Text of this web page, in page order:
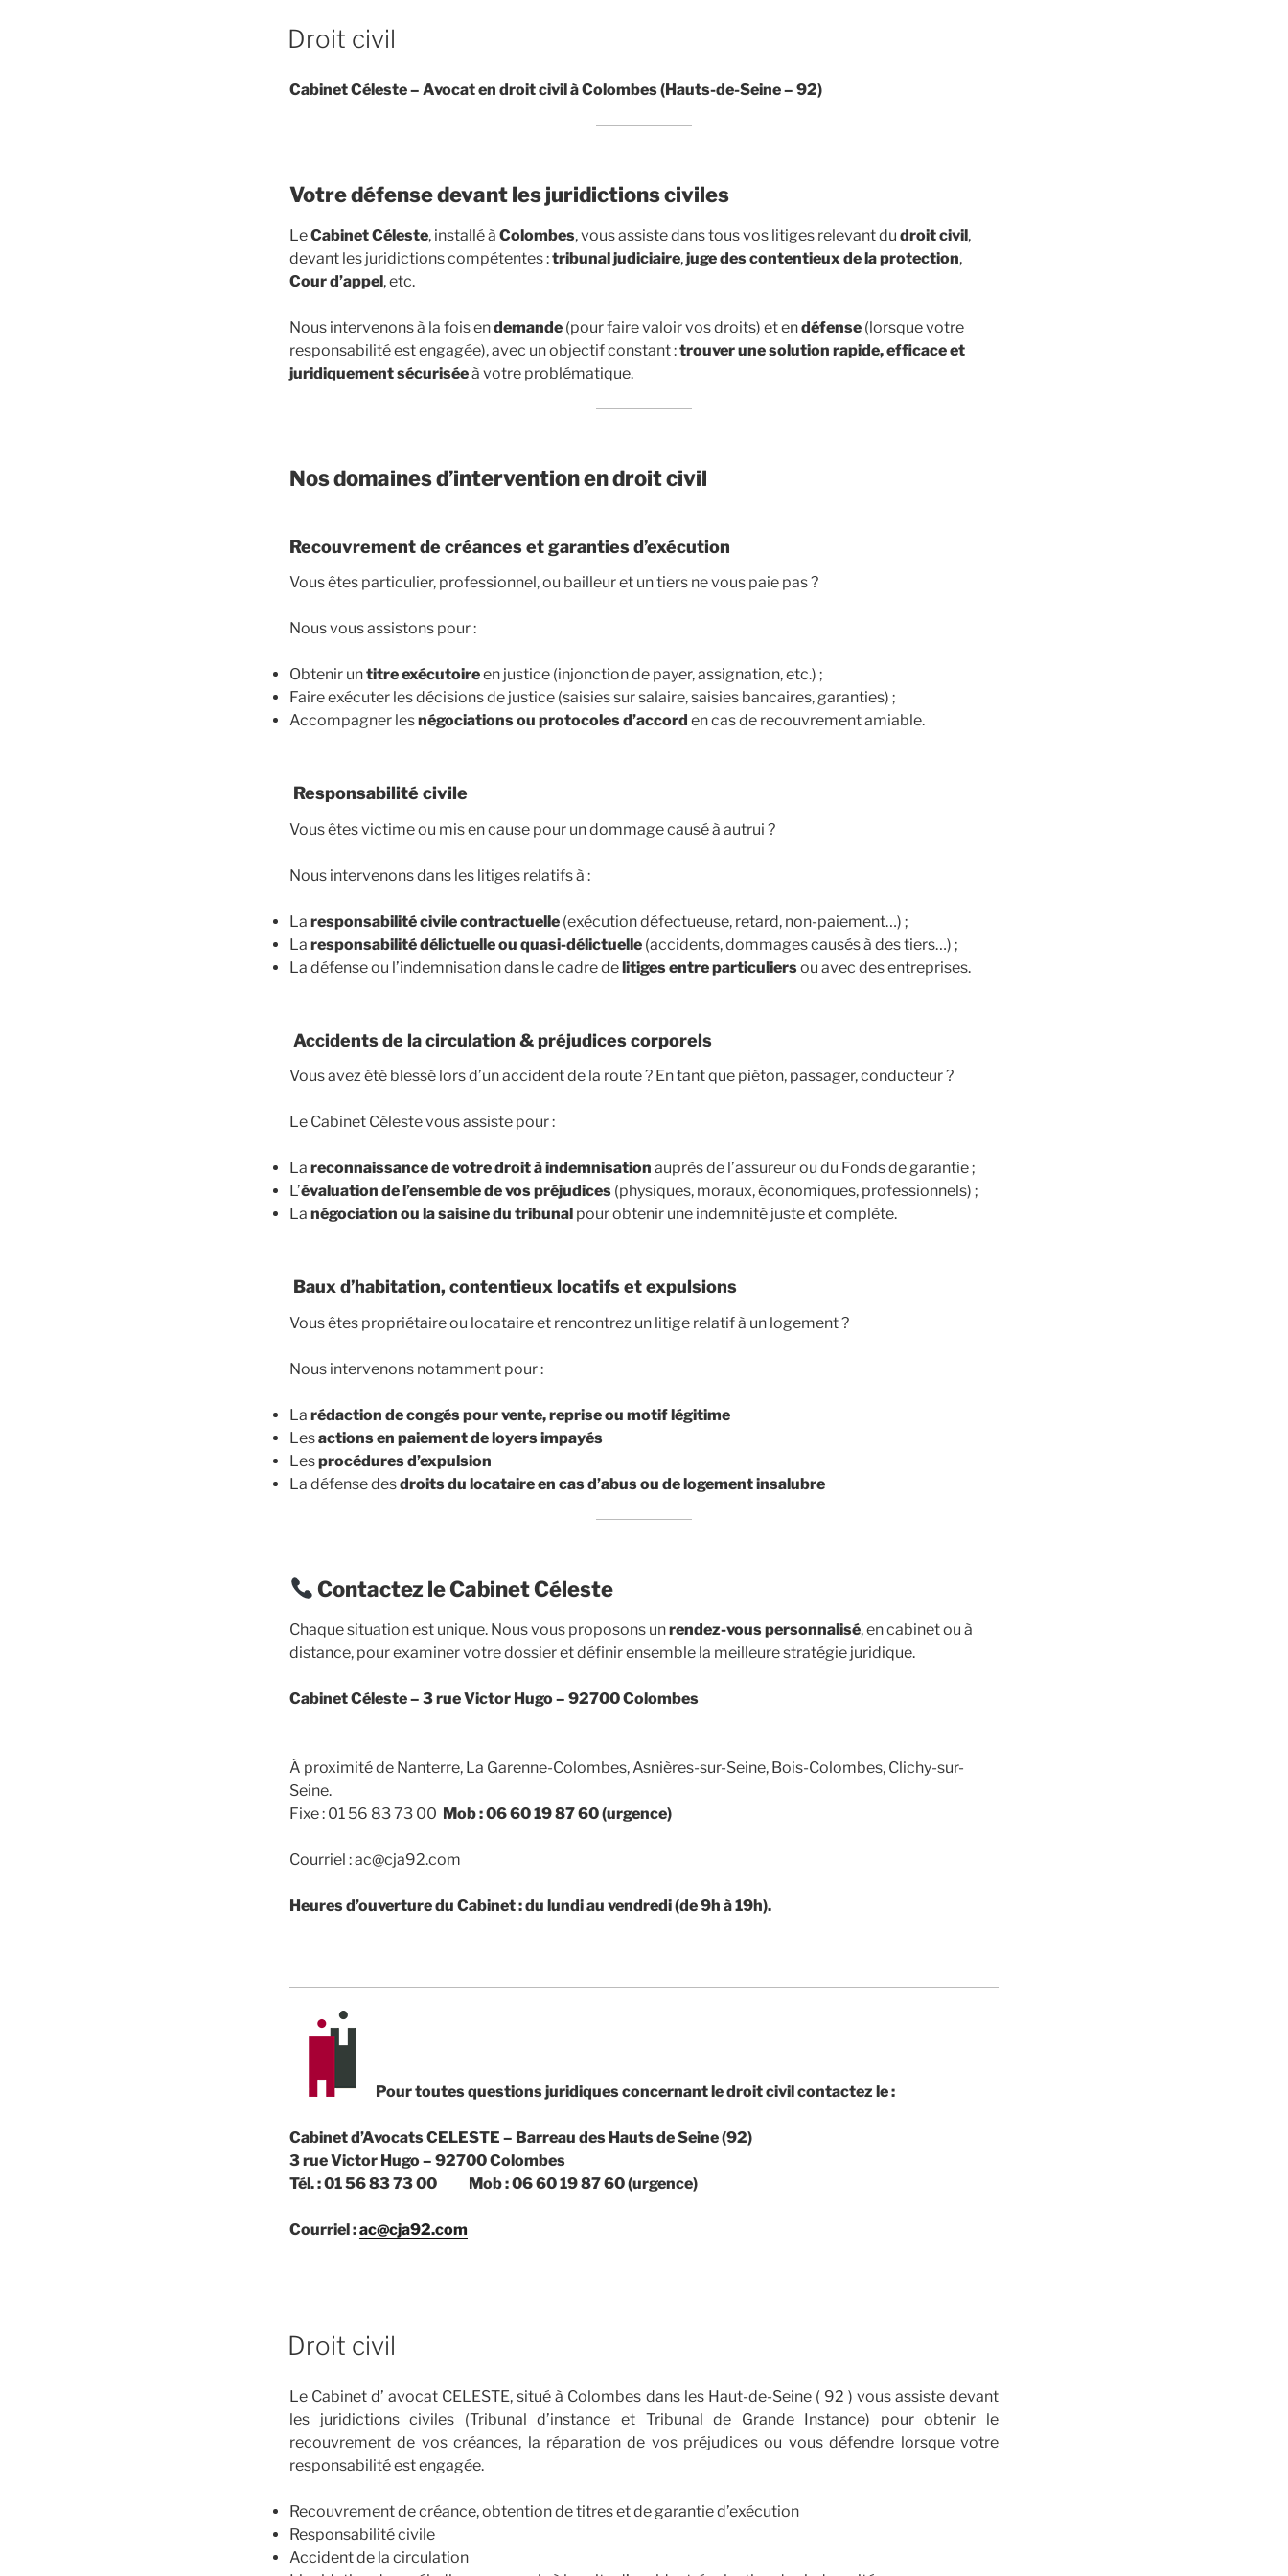
PUBLIÉ
LE
Droit civil
Cabinet Céleste – Avocat en droit civil à Colombes (Hauts-de-Seine – 92)
Votre défense devant les juridictions civiles
LeCabinet Céleste, installé à Colombes, vous assiste dans tous vos litiges relevant du droit civil,
devant les juridictions compétentes :tribunal judiciaire,juge des contentieux de la protection,
Cour d’appel, etc.
Nous intervenons à la fois endemande (pour faire valoir vos droits) et endéfense (lorsque votre
responsabilité est engagée), avec un objectif constant :trouver une solution rapide, efficace et
juridiquement sécuriséeà votre problématique.
Nos domaines d’intervention en droit civil
Recouvrement de créances et garanties d’exécution
Vous êtes particulier, professionnel, ou bailleur et un tiers ne vous paie pas ?
Nous vous assistons pour :
Obtenir untitre exécutoireen justice (injonction de payer, assignation, etc.) ;
Faire exécuter les décisions de justice (saisies sur salaire, saisies bancaires, garanties) ;
Accompagner lesnégociations ou protocoles d’accord en cas de recouvrement amiable.
Responsabilité civile
Vous êtes victime ou mis en cause pour un dommage causé à autrui ?
Nous intervenons dans les litiges relatifs à :
La responsabilité civile contractuelle (exécution défectueuse, retard, non-paiement…) ;
La responsabilité délictuelle ou quasi-délictuelle (accidents, dommages causés à des tiers…) ;
La défense ou l’indemnisation dans le cadre delitiges entre particuliersou avec des entreprises.
Accidents de la circulation & préjudices corporels
Vous avez été blessé lors d’un accident de la route ? En tant que piéton, passager, conducteur ?
Le Cabinet Céleste vous assiste pour :
La reconnaissance de votre droit à indemnisation auprès de l’assureur ou du Fonds de garantie ;
L’évaluation de l’ensemble de vos préjudices (physiques, moraux, économiques, professionnels) ;
La négociation ou la saisine du tribunal pour obtenir une indemnité juste et complète.
Baux d’habitation, contentieux locatifs et expulsions
Vous êtes propriétaire ou locataire et rencontrez un litige relatif à un logement ?
Nous intervenons notamment pour :
La rédaction de congés pour vente, reprise ou motif légitime
Lesactions en paiement de loyers impayés
Lesprocédures d’expulsion
La défense desdroits du locataire en cas d’abus ou de logement insalubre
Contactez le Cabinet Céleste
Chaque situation est unique. Nous vous proposons unrendez-vous personnalisé, en cabinet ou à
distance, pour examiner votre dossier et définir ensemble la meilleure stratégie juridique.
Cabinet Céleste – 3 rue Victor Hugo – 92700 Colombes
À proximité de Nanterre, La Garenne-Colombes, Asnières-sur-Seine, Bois-Colombes, Clichy-sur-
Seine.
Fixe : 01 56 83 73 00 Mob : 06 60 19 87 60 (urgence)
Courriel : ac@cja92.com
Heures d’ouverture du Cabinet : du lundi au vendredi (de 9h à 19h).
Pour toutes questions juridiques concernant le droit civil contactez le :
Cabinet d’Avocats CELESTE – Barreau des Hauts de Seine (92)
3 rue Victor Hugo – 92700 Colombes
Tél. : 01 56 83 73 00 Mob : 06 60 19 87 60 (urgence)
Courriel :ac@cja92.com
PUBLIÉ
LE
Droit civil
Le Cabinet d’ avocat CELESTE, situé à Colombes dans les Haut-de-Seine ( 92 ) vous assiste devant
les juridictions civiles (Tribunal d’instance et Tribunal de Grande Instance) pour obtenir le
recouvrement de vos créances, la réparation de vos préjudices ou vous défendre lorsque votre
responsabilité est engagée.
Recouvrement de créance, obtention de titres et de garantie d’exécution
Responsabilité civile
Accident de la circulation